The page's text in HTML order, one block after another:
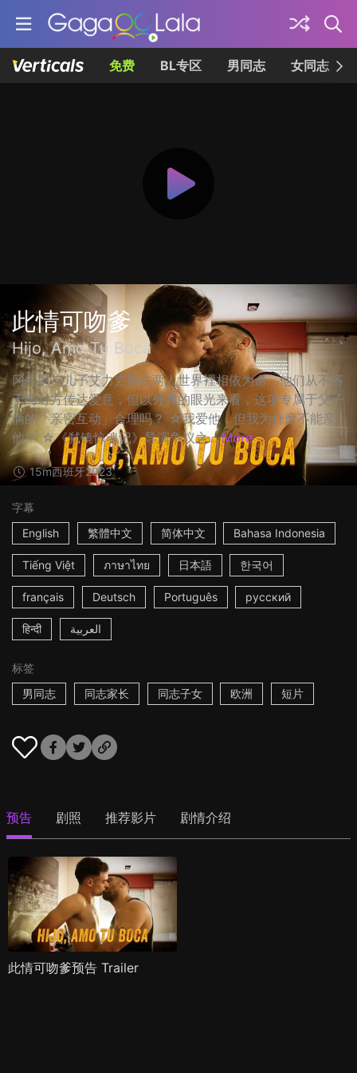
免费 BL专区 男同志 女同志
此情可吻爹
Hijo, Amo Tu Boca
冈札罗与儿子艾力克斯在两人世界裡相依为命，他们从不吝
于向对方传达爱意，但以外界的眼光来看，这项专属于父子
俩的「亲密互动」合理吗？ ☆我爱他，但我为什麽不能亲
他？ ☆《弑镜惊魂记》导演争议之... More
15m西班牙2023
字幕
English
繁體中文 简体中文 Bahasa Indonesia
Tiếng Việt ภาษาไทย 日本語 한국어
français Deutsch Português русский
हिन्दी العربية
标签
男同志
同志家长 同志子女 欧洲 短片
预告 剧照 推荐影片 剧情介绍
此情可吻爹预告 Trailer